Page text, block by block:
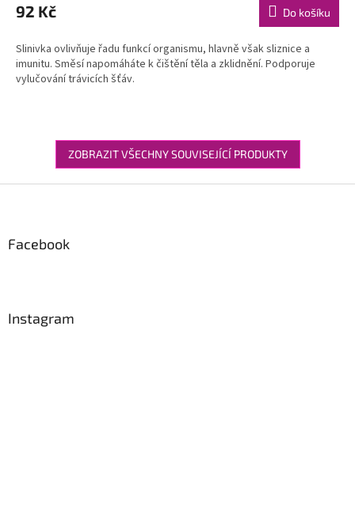
92 Kč Do košíku
Slinivka ovlivňuje řadu funkcí organismu, hlavně však sliznice a
imunitu. Směsí napomáháte k čištění těla a zklidnění. Podporuje
vylučování trávicích šťáv.
ZOBRAZIT VŠECHNY SOUVISEJÍCÍ PRODUKTY
Facebook
Instagram